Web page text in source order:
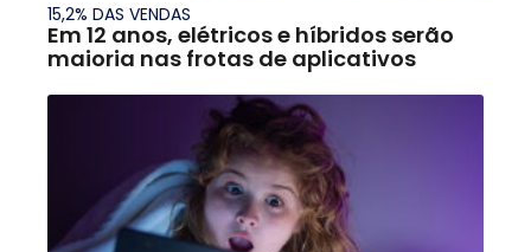
15,2% DAS VENDAS
Em 12 anos, elétricos e híbridos serão
maioria nas frotas de aplicativos